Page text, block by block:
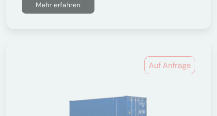
Mehr erfahren
Auf Anfrage